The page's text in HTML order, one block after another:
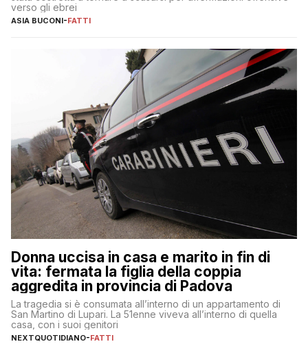
verso gli ebrei
ASIA BUCONI-FATTI
Donna uccisa in casa e marito in fin di
vita: fermata la figlia della coppia
aggredita in provincia di Padova
La tragedia si è consumata all’interno di un appartamento di
San Martino di Lupari. La 51enne viveva all’interno di quella
casa, con i suoi genitori
NEXTQUOTIDIANO-FATTI